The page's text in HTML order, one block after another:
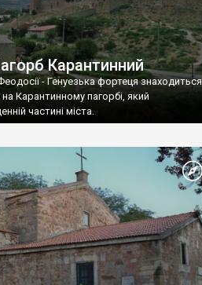
Карантинний
- Генуезька фортеця знаходиться
Карантинному пагорбі, який
частині міста.